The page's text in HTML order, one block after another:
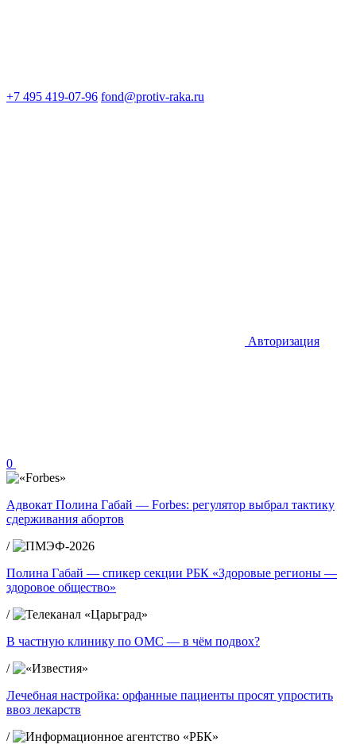
+7 495 419-07-96 fond@protiv-raka.ru
Авторизация
0
Адвокат Полина Габай — Forbes: регулятор выбрал тактику
сдерживания абортов
/
Полина Габай — спикер секции РБК «Здоровые регионы —
здоровое общество»
/
В частную клинику по ОМС — в чём подвох?
/
Лечебная настройка: орфанные пациенты просят упростить
ввоз лекарств
/